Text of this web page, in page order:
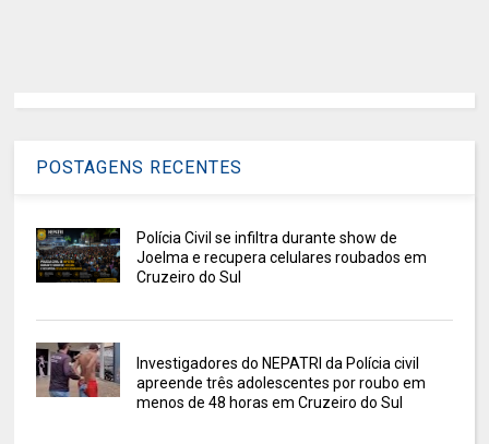
POSTAGENS RECENTES
Polícia Civil se infiltra durante show de
Joelma e recupera celulares roubados em
Cruzeiro do Sul
Investigadores do NEPATRI da Polícia civil
apreende três adolescentes por roubo em
menos de 48 horas em Cruzeiro do Sul